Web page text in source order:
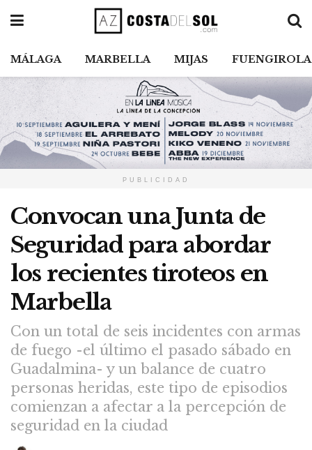
MÁLAGA MARBELLA MIJAS FUENGIROLA
PUBLICIDAD
Convocan una Junta de
Seguridad para abordar
los recientes tiroteos en
Marbella
Con un total de seis incidentes con armas
de fuego -el último el pasado sábado en
Guadalmina- y un balance de cuatro
personas heridas, este tipo de episodios
comienzan a afectar a la percepción de
seguridad en la ciudad